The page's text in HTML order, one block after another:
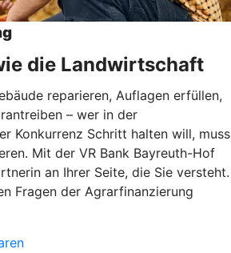
die Landwirtschaft
reparieren, Auflagen erfüllen,
– wer in der
Konkurrenz Schritt halten will, muss
Mit der VR Bank Bayreuth-Hof
an Ihrer Seite, die Sie versteht.
Fragen der Agrarfinanzierung